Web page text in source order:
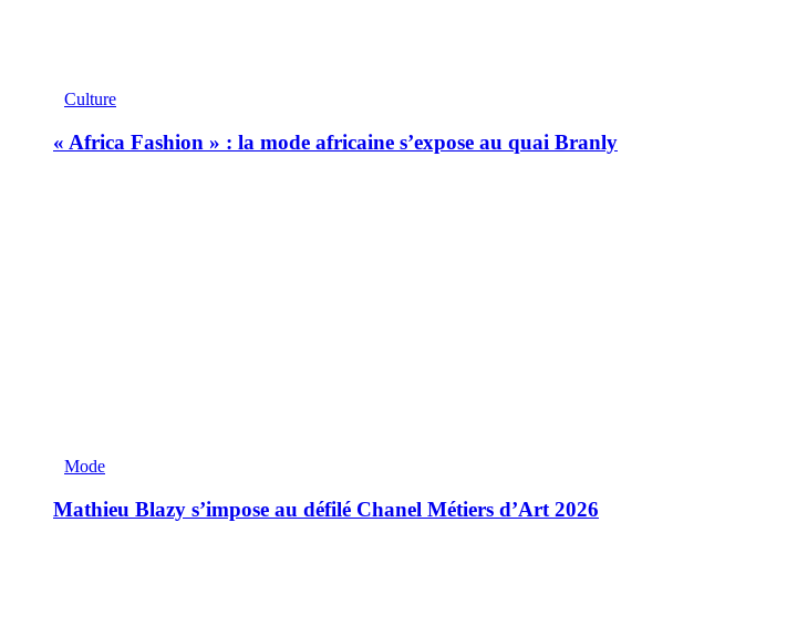
Culture
« Africa Fashion » : la mode africaine s’expose au quai Branly
Mode
Mathieu Blazy s’impose au défilé Chanel Métiers d’Art 2026